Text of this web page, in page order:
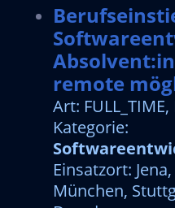
remote
Art:
Kategorie:
Einsatzort:
München,